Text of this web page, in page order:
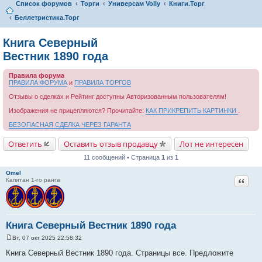
Список форумов Торги Универсам Volly
Книги.Торг
Беллетристика.Торг
Книга Северный
Вестник 1890 года
Правила форума
ПРАВИЛА ФОРУМА и ПРАВИЛА ТОРГОВ
Отзывы о сделках и Рейтинг доступны Авторизованным пользователям!
Изображения не прицепляются? Прочитайте: КАК ПРИКРЕПИТЬ КАРТИНКИ
БЕЗОПАСНАЯ СДЕЛКА ЧЕРЕЗ ГАРАНТА
Ответить Оставить отзыв продавцу Лот не интересен
11 сообщений • Страница 1 из 1
Omel
Капитан 1-го ранга
Книга Северный Вестник 1890 года
о
Вт, 07 окт 2025 22:58:32
Книга Северный Вестник 1890 года. Страницы все. Предложите